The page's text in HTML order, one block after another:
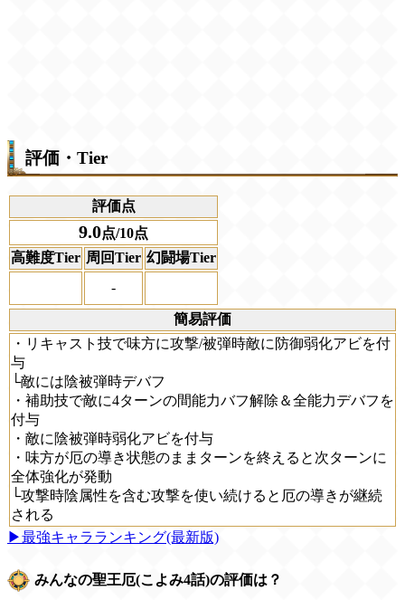
評価・Tier
評価点
9.0点/10点
高難度Tier 周回Tier 幻闘場Tier
-
簡易評価
・リキャスト技で味方に攻撃/被弾時敵に防御弱化アビを付
与
└敵には陰被弾時デバフ
・補助技で敵に4ターンの間能力バフ解除＆全能力デバフを
付与
・敵に陰被弾時弱化アビを付与
・味方が厄の導き状態のままターンを終えると次ターンに
全体強化が発動
└攻撃時陰属性を含む攻撃を使い続けると厄の導きが継続
される
▶最強キャラランキング(最新版)
みんなの聖王厄(こよみ4話)の評価は？